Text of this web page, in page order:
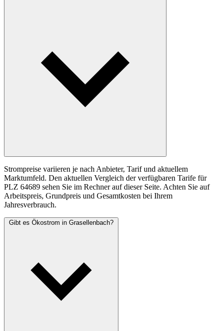
Strompreise variieren je nach Anbieter, Tarif und aktuellem
Marktumfeld. Den aktuellen Vergleich der verfügbaren Tarife für
PLZ 64689 sehen Sie im Rechner auf dieser Seite. Achten Sie auf
Arbeitspreis, Grundpreis und Gesamtkosten bei Ihrem
Jahresverbrauch.
Gibt es Ökostrom in Grasellenbach?